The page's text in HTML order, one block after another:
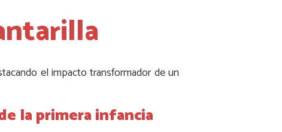
el impacto transformador de un
la primera infancia